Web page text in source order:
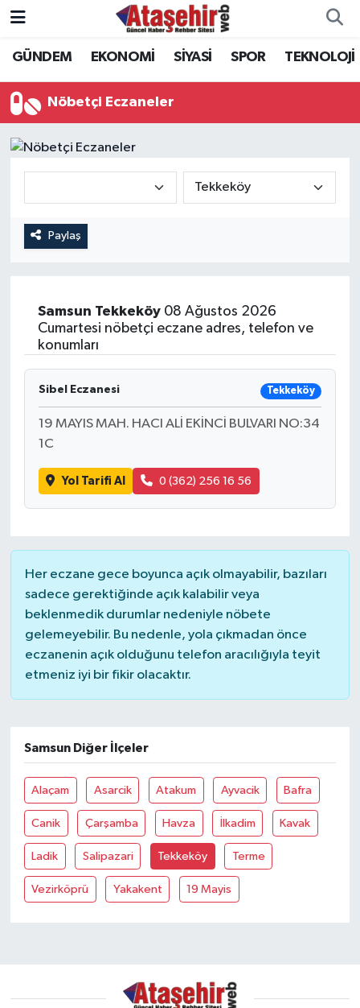
GÜNDEM EKONOMİ SİYASİ SPOR TEKNOLOJİ
Nöbetçi Eczaneler
Paylaş
Samsun Tekkeköy08 Ağustos 2026
Cumartesi nöbetçi eczane adres, telefon ve
konumları
Sibel Eczanesi Tekkeköy
19 MAYIS MAH. HACI ALİ EKİNCİ BULVARI NO:34
1C
Yol Tarifi Al 0 (362) 256 16 56
Her eczane gece boyunca açık olmayabilir, bazıları
sadece gerektiğinde açık kalabilir veya
beklenmedik durumlar nedeniyle nöbete
gelemeyebilir. Bu nedenle, yola çıkmadan önce
eczanenin açık olduğunu telefon aracılığıyla teyit
etmeniz iyi bir fikir olacaktır.
Samsun Diğer İlçeler
Alaçam Asarcik Atakum Ayvacik Bafra
Canik Çarşamba Havza İlkadim Kavak
Ladik Salipazari Tekkeköy Terme
Vezirköprü Yakakent 19 Mayis
Hava Durumu
Trafik Durumu
Süper Lig Puan Durumu ve Fikstür
Son Dakika Haberleri